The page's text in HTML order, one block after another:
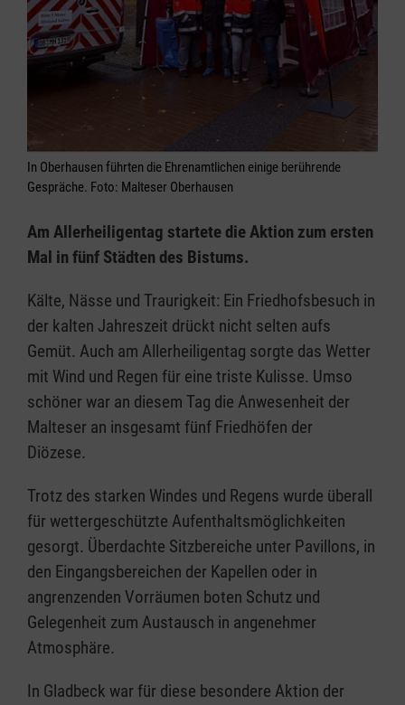
In Oberhausen führten die Ehrenamtlichen einige berührende
Gespräche. Foto: Malteser Oberhausen
Am Allerheiligentag startete die Aktion zum ersten
Mal in fünf Städten des Bistums.
Kälte, Nässe und Traurigkeit: Ein Friedhofsbesuch in
der kalten Jahreszeit drückt nicht selten aufs
Gemüt. Auch am Allerheiligentag sorgte das Wetter
mit Wind und Regen für eine triste Kulisse. Umso
schöner war an diesem Tag die Anwesenheit der
Malteser an insgesamt fünf Friedhöfen der
Diözese.
Trotz des starken Windes und Regens wurde überall
für wettergeschützte Aufenthaltsmöglichkeiten
gesorgt. Überdachte Sitzbereiche unter Pavillons, in
den Eingangsbereichen der Kapellen oder in
angrenzenden Vorräumen boten Schutz und
Gelegenheit zum Austausch in angenehmer
Atmosphäre.
In Gladbeck war für diese besondere Aktion der